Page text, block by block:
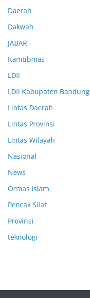
Daerah
Dakwah
JABAR
Kamtibmas
LDII
LDII Kabupaten Bandung
Lintas Daerah
Lintas Provinsi
Lintas Wilayah
Nasional
News
Ormas Islam
Pencak Silat
Provinsi
teknologi